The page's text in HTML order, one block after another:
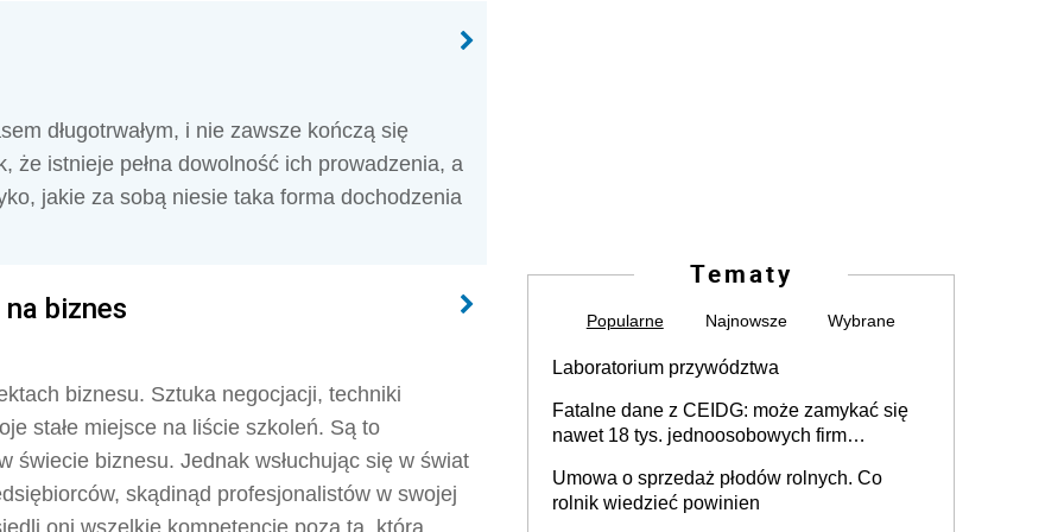
długotrwałym, i nie zawsze kończą się
że istnieje pełna dowolność ich prowadzenia, a
jakie za sobą niesie taka forma dochodzenia
biznes
biznesu. Sztuka negocjacji, techniki
stałe miejsce na liście szkoleń. Są to
świecie biznesu. Jednak wsłuchując się w świat
skądinąd profesjonalistów w swojej
oni wszelkie kompetencje poza tą, która
Tematy
Popularne Najnowsze Wybrane
Laboratorium przywództwa
Fatalne dane z CEIDG: może zamykać się
nawet 18 tys. jednoosobowych firm
Umowa o sprzedaż płodów rolnych. Co
rolnik wiedzieć powinien